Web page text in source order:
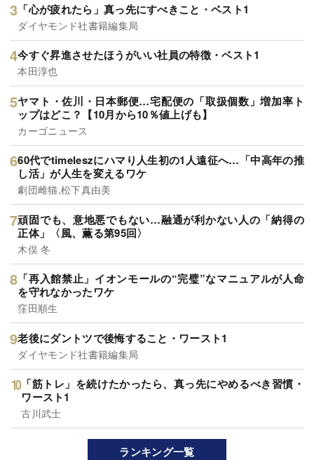
「心が疲れたら」真っ先にすべきこと・ベスト1
ダイヤモンド社書籍編集局
今すぐ昇進させたほうがいい社員の特徴・ベスト1
本田淳也
ヤマト・佐川・日本郵便…宅配便の「取扱個数」増加率ト
ップはどこ？【10月から10％値上げも】
カーゴニュース
60代でtimeleszにハマり人生初の1人遠征へ…「中高年の推
し活」が人生を変えるワケ
劇団雌猫,松下真由美
頑固でも、意地悪でもない…融通が利かない人の「納得の
正体」〈風、薫る第95回〉
木俣 冬
「再入館禁止」イオンモールの“完璧”なマニュアルが人命
を守れなかったワケ
窪田順生
老後にダントツで後悔すること・ワースト1
ダイヤモンド社書籍編集局
「筋トレ」を続けたかったら、真っ先にやめるべき習慣・
ワースト1
古川武士
ランキング一覧